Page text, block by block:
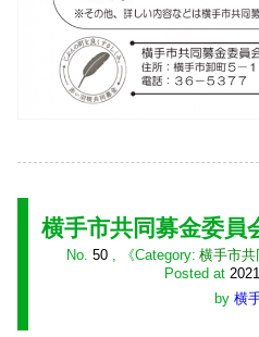
横手市共同募金委員
No. 50
横手市
Posted at
by 横